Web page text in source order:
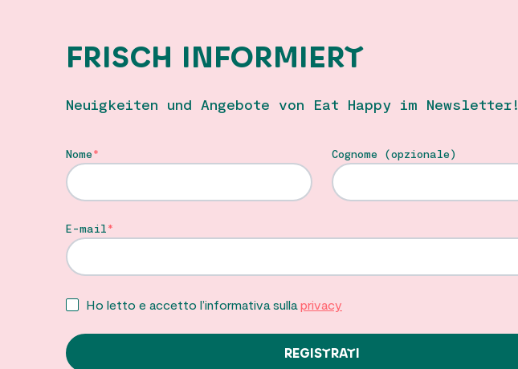
FRISCH INFORMIERT
Neuigkeiten und Angebote von Eat Happy im Newsletter!
Nome Cognome (opzionale)
E-mail
Ho letto e accetto l’informativa sullaprivacy